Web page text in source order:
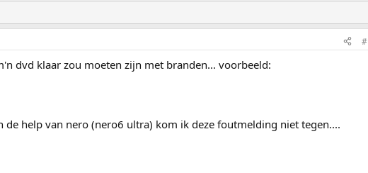
dvd klaar zou moeten zijn met branden... voorbeeld:
help van nero (nero6 ultra) kom ik deze foutmelding niet tegen....